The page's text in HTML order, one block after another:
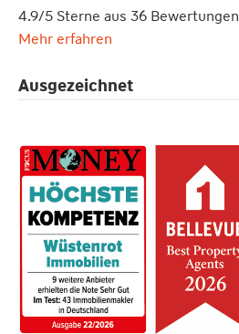
4.9/5 Sterne aus 36 Bewertungen
Mehr erfahren
Ausgezeichnet